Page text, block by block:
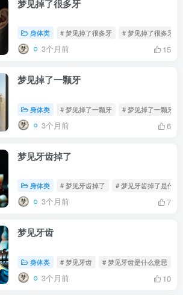
梦见掉了很多牙
身体类 # 梦见掉了很多牙 # 梦见掉了很多牙是
3个月前 15
梦见掉了一颗牙
身体类 # 梦见掉了一颗牙 # 梦见掉了一颗牙是
3个月前 6
梦见牙齿掉了
身体类 # 梦见牙齿掉了 # 梦见牙齿掉了是什么
3个月前 7
梦见牙齿
身体类 # 梦见牙齿 # 梦见牙齿是什么意思
3个月前 10